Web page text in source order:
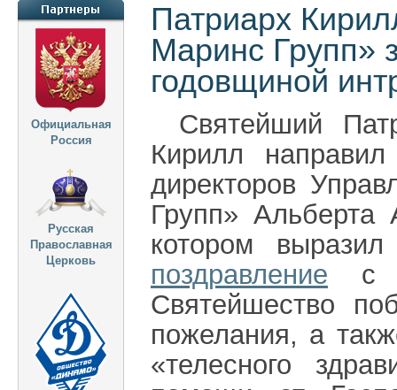
Патриарх
Маринс Групп»
годовщиной
Святейший
Кирилл
директоров
Групп» Альберта
котором
поздравление с
Святейшество
пожелания, а
«телесного
Официальная
Россия
Русская
Православная
Церковь